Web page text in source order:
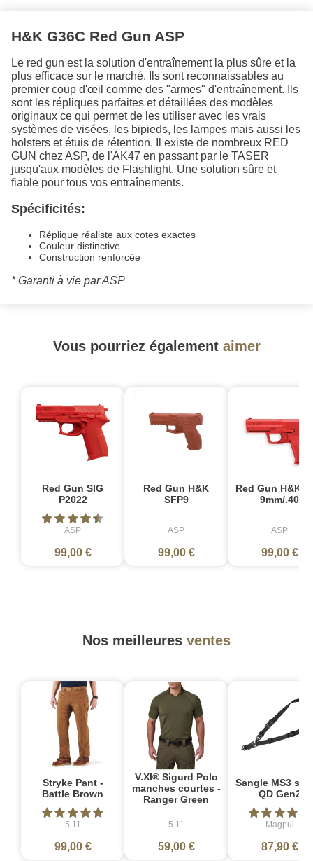
H&K G36C Red Gun ASP
Le red gun est la solution d'entraînement la plus sûre et la
plus efficace sur le marché. Ils sont reconnaissables au
premier coup d'œil comme des "armes" d'entraînement. Ils
sont les répliques parfaites et détaillées des modèles
originaux ce qui permet de les utiliser avec les vrais
systèmes de visées, les bipieds, les lampes mais aussi les
holsters et étuis de rétention. Il existe de nombreux RED
GUN chez ASP, de l'AK47 en passant par le TASER
jusqu'aux modèles de Flashlight. Une solution sûre et
fiable pour tous vos entraînements.
Spécificités:
Réplique réaliste aux cotes exactes
Couleur distinctive
Construction renforcée
* Garanti à vie par ASP
Vous pourriez également aimer
Red Gun SIG
P2022
ASP
99,00 €
Red Gun H&K
SFP9
ASP
99,00 €
Red Gun H&K
9mm/.40
ASP
99,00 €
Nos meilleures ventes
Stryke Pant -
Battle Brown
5.11
99,00 €
V.XI® Sigurd Polo
manches courtes -
Ranger Green
5.11
59,00 €
Sangle MS3
QD Gen2
Magpul
87,90 €